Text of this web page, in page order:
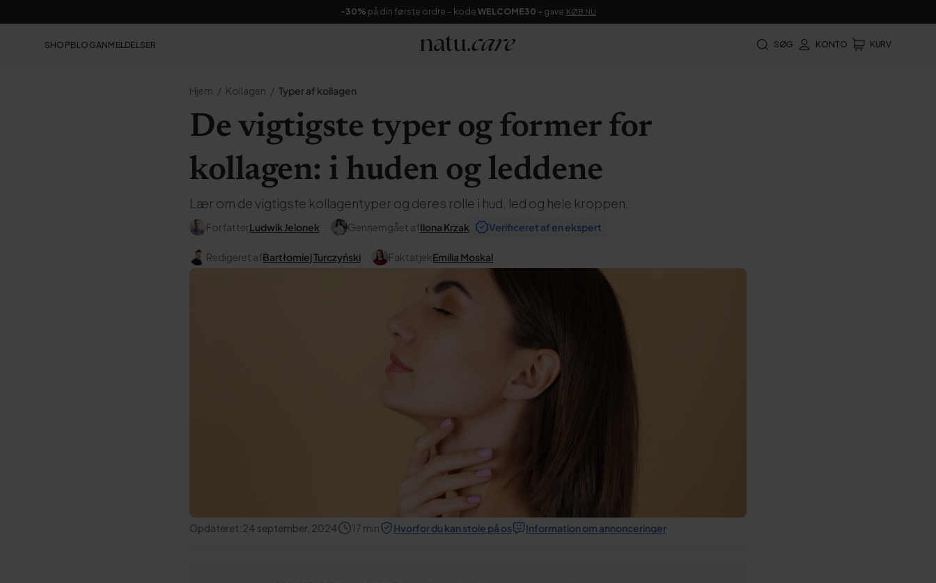
-30% på din første ordre – kode WELCOME30 + gave KØB NU
SHOPBLOGANMELDELSER SØG KONTO KURV
Hjem Kollagen Typer af kollagen
De vigtigste typer og former for
kollagen: i huden og leddene
Lær om de vigtigste kollagentyper og deres rolle i hud, led og hele kroppen.
ForfatterLudwik Jelonek Gennemgået afIlona Krzak Verificeret af en ekspert
Redigeret afBartłomiej Turczyński FaktatjekEmilia Moskal
Opdateret:24 september, 2024 17 min Hvorfor du kan stole på os Information om annonceringer